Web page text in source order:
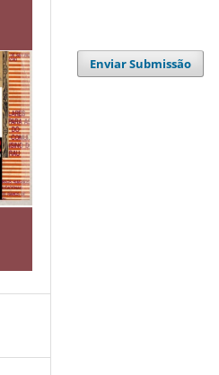
Enviar Submissão